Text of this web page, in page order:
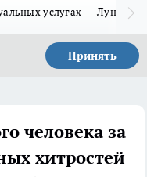
услугах Лунно-
Принять
человека за
хитростей